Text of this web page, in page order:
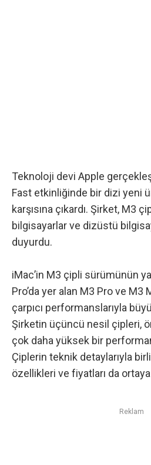
Teknoloji devi Apple
Fast etkinliğinde bir dizi yeni
karşısına çıkardı. Şirket, M3
bilgisayarlar ve dizüstü
duyurdu.
iMac’in M3 çipli sürümünün
Pro’da yer alan M3 Pro ve
çarpıcı performanslarıyla
Şirketin üçüncü nesil çipleri,
çok daha yüksek bir
Çiplerin teknik detaylarıyla
özellikleri ve fiyatları da ortaya
Reklam